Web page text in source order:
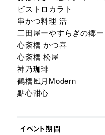
ビストロカラト
串かつ料理 活
三田屋ーやすらぎの郷ー
心斎橋 かつ喜
心斎橋 松屋
神乃珈琲
鶴橋風月Modern
點心甜心
イベント期間